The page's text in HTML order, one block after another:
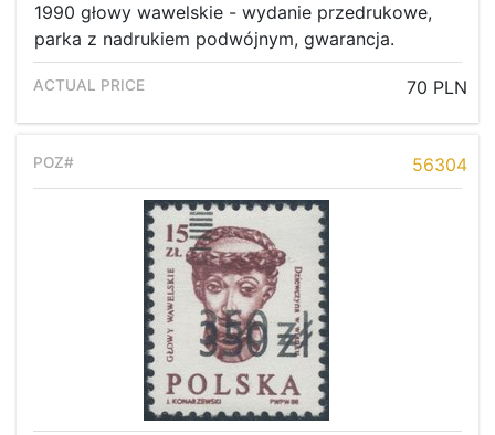
1990 głowy wawelskie - wydanie przedrukowe,
parka z nadrukiem podwójnym, gwarancja.
70 PLN
56304